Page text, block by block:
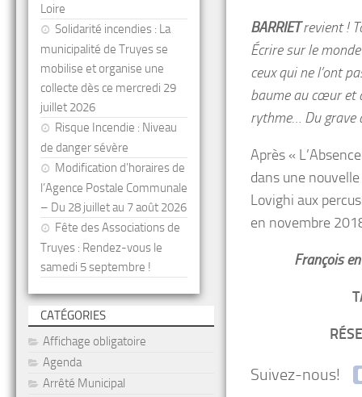
BARRIETrevient !
Écrire sur le
ceux qui ne l’ont
baume au cœur et
rythme… Du grave
Après «
dans une
Lovighi aux
en novembre
François
Suivez-nous!
Loire
Solidarité incendies : La
municipalité de Truyes se
mobilise et organise une
collecte dès ce mercredi 29
juillet 2026
Risque Incendie : Niveau
de danger sévère
Modification d’horaires de
l’Agence Postale Communale
– Du 28 juillet au 7 août 2026
Fête des Associations de
Truyes : Rendez-vous le
samedi 5 septembre !
CATÉGORIES
Affichage obligatoire
Agenda
Arrêté Municipal